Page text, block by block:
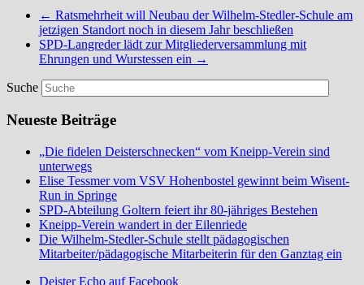
← Ratsmehrheit will Neubau der Wilhelm-Stedler-Schule am
jetzigen Standort noch in diesem Jahr beschließen
SPD-Langreder lädt zur Mitgliederversammlung mit
Ehrungen und Wurstessen ein →
Suche
Neueste Beiträge
„Die fidelen Deisterschnecken“ vom Kneipp-Verein sind
unterwegs
Elise Tessmer vom VSV Hohenbostel gewinnt beim Wisent-
Run in Springe
SPD-Abteilung Goltern feiert ihr 80-jähriges Bestehen
Kneipp-Verein wandert in der Eilenriede
Die Wilhelm-Stedler-Schule stellt pädagogischen
Mitarbeiter/pädagogische Mitarbeiterin für den Ganztag ein
Deister Echo auf Facebook